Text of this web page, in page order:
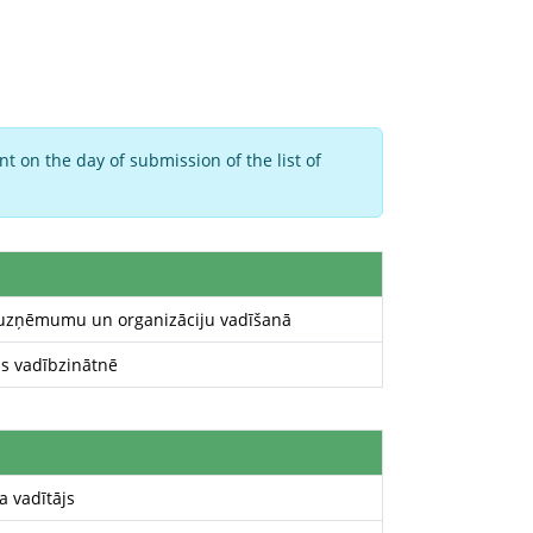
on the day of submission of the list of
un organizāciju vadīšanā
vadībzinātnē
vadītājs